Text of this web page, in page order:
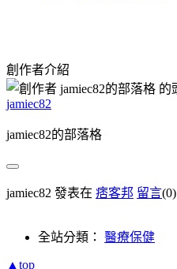
創作者介紹
jamiec82
jamiec82的部落格
jamiec82 發表在 痞客邦 留言(0)
全站分類： 醫療保健
▲top